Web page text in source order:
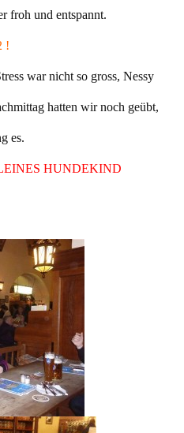
froh und entspannt.
!
war nicht so gross, Nessy
hatten wir noch geübt,
es.
HUNDEKIND